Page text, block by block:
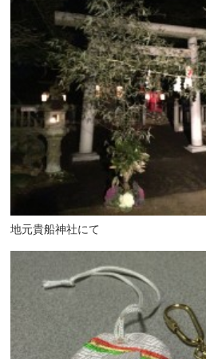
地元貴船神社にて